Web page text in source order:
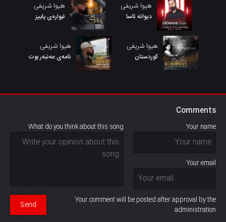
هیوا شریفی
دیوانه ئاسا
هیوا شریفی
ئیوارەی پاییز
هیوا شریفی
کوردستان
هیوا شریفی
نامەی عەنبەر بوت
Comments
Your name
Your email
What do you think about this song
Your comment will be posted after approval by the
administration
Send